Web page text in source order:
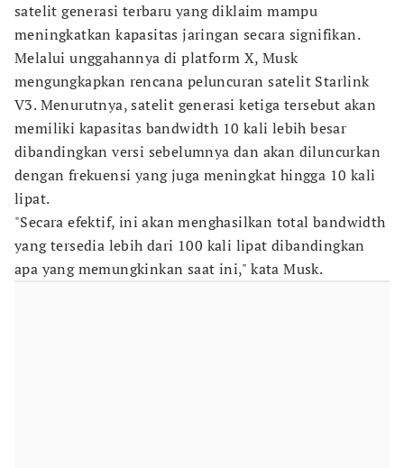
satelit generasi terbaru yang diklaim mampu
meningkatkan kapasitas jaringan secara signifikan.
Melalui unggahannya di platform X, Musk
mengungkapkan rencana peluncuran satelit Starlink
V3. Menurutnya, satelit generasi ketiga tersebut akan
memiliki kapasitas bandwidth 10 kali lebih besar
dibandingkan versi sebelumnya dan akan diluncurkan
dengan frekuensi yang juga meningkat hingga 10 kali
lipat.
"Secara efektif, ini akan menghasilkan total bandwidth
yang tersedia lebih dari 100 kali lipat dibandingkan
apa yang memungkinkan saat ini," kata Musk.